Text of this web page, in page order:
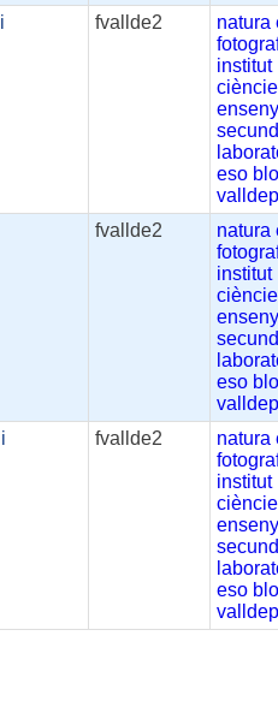
fvallde2 natura
institut
eso
fvallde2 natura
institut
eso
fvallde2 natura
institut
eso